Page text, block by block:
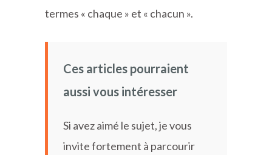
termes « chaque » et « chacun ».
Ces articles pourraient
aussi vous intéresser
Si avez aimé le sujet, je vous
invite fortement à parcourir